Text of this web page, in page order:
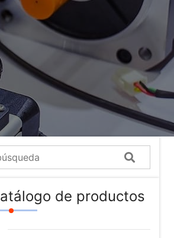
de productos